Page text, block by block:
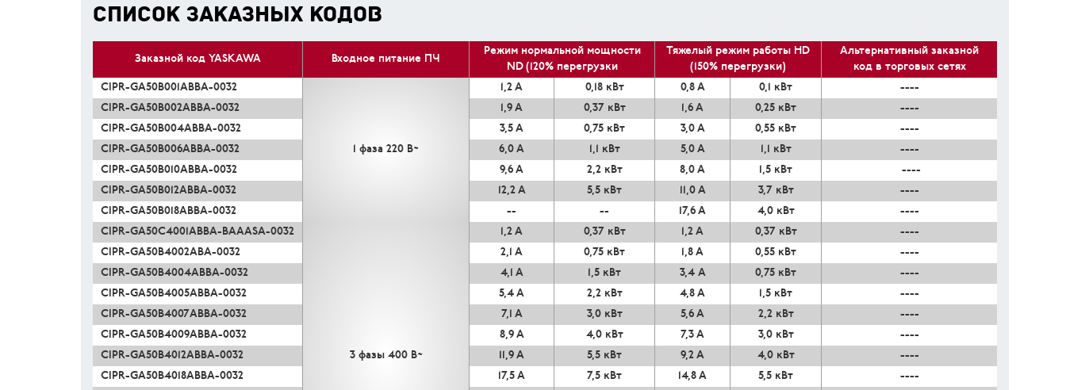
СПИСОК ЗАКАЗНЫХ КОДОВ
Заказной код YASKAWA Входное питание ПЧ
Режим нормальной мощности
ND (120% перегрузки
Тяжелый режим работы HD
(150% перегрузки)
Альтернативный заказной
код в торговых сетях
CIPR-GA50B001ABBA-0032
1 фаза 220 В~
1,2 А 0,18 кВт 0,8 А 0,1 кВт
----
CIPR-GA50B002ABBA-0032
1,9 А 0,37 кВт 1,6 А 0,25 кВт
----
CIPR-GA50B004ABBA-0032
3,5 А 0,75 кВт 3,0 А 0,55 кВт
----
CIPR-GA50B006ABBA-0032
6,0 А 1,1 кВт 5,0 А 1,1 кВт
----
CIPR-GA50B010ABBA-0032
9,6 А 2,2 кВт 8,0 А 1,5 кВт
----
CIPR-GA50B012ABBA-0032
12,2 А 5,5 кВт 11,0 А 3,7 кВт
----
CIPR-GA50B018ABBA-0032
-- -- 17,6 А 4,0 кВт
----
CIPR-GA50C4001ABBA-BAAASA-0032
3 фазы 400 В~
1,2 А 0,37 кВт 1,2 А 0,37 кВт
----
CIPR-GA50B4002ABA-0032
2,1 А 0,75 кВт 1,8 А 0,55 кВт
----
CIPR-GA50B4004ABBA-0032
4,1 А 1,5 кВт 3,4 А 0,75 кВт
----
CIPR-GA50B4005ABBA-0032
5,4 А 2,2 кВт 4,8 А 1,5 кВт
----
CIPR-GA50B4007ABBA-0032
7,1 А 3,0 кВт 5,6 А 2,2 кВт
----
CIPR-GA50B4009ABBA-0032
8,9 А 4,0 кВт 7,3 А 3,0 кВт
----
CIPR-GA50B4012ABBA-0032
11,9 А 5,5 кВт 9,2 А 4,0 кВт
----
CIPR-GA50B4018ABBA-0032
17,5 А 7,5 кВт 14,8 А 5,5 кВт
----